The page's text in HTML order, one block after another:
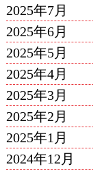
2025年7月
2025年6月
2025年5月
2025年4月
2025年3月
2025年2月
2025年1月
2024年12月